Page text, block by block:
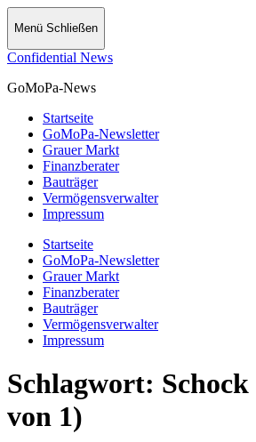
Menü Schließen
Confidential News
GoMoPa-News
Startseite
GoMoPa-Newsletter
Grauer Markt
Finanzberater
Bauträger
Vermögensverwalter
Impressum
Startseite
GoMoPa-Newsletter
Grauer Markt
Finanzberater
Bauträger
Vermögensverwalter
Impressum
Schlagwort: Schock
von 1)